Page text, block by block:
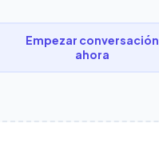
Empezar conversación
ahora